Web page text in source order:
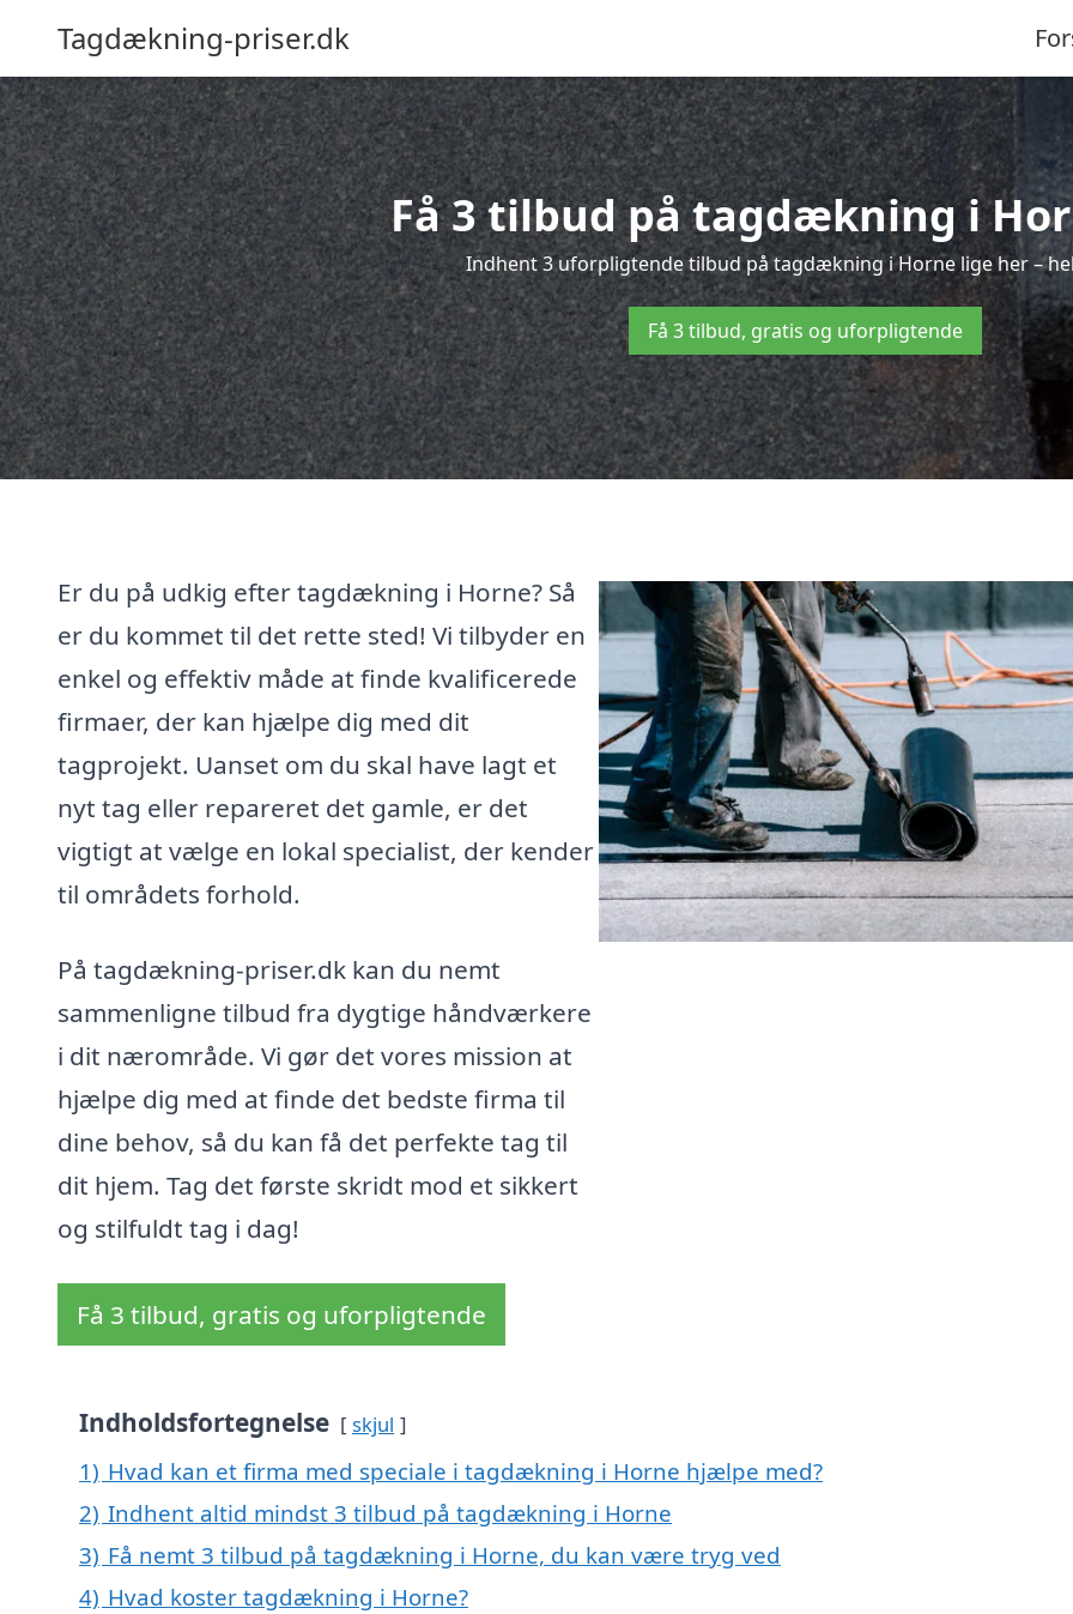
Tagdækning-priser.dk
Få 3 tilbud på tagdækning i
Indhent 3 uforpligtende tilbud på tagdækning i Horne lige her –
Få 3 tilbud, gratis og uforpligtende
Er du på udkig efter tagdækning i Horne? Så
er du kommet til det rette sted! Vi tilbyder en
enkel og effektiv måde at finde kvalificerede
firmaer, der kan hjælpe dig med dit
tagprojekt. Uanset om du skal have lagt et
nyt tag eller repareret det gamle, er det
vigtigt at vælge en lokal specialist, der kender
til områdets forhold.
På tagdækning-priser.dk kan du nemt
sammenligne tilbud fra dygtige håndværkere
i dit nærområde. Vi gør det vores mission at
hjælpe dig med at finde det bedste firma til
dine behov, så du kan få det perfekte tag til
dit hjem. Tag det første skridt mod et sikkert
og stilfuldt tag i dag!
Få 3 tilbud, gratis og uforpligtende
Indholdsfortegnelse skjul
1) Hvad kan et firma med speciale i tagdækning i Horne hjælpe med?
2) Indhent altid mindst 3 tilbud på tagdækning i Horne
3) Få nemt 3 tilbud på tagdækning i Horne, du kan være tryg ved
4) Hvad koster tagdækning i Horne?